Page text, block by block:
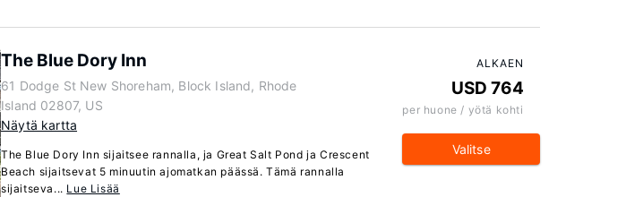
The Blue Dory Inn
61 Dodge St New Shoreham, Block Island, Rhode
Island 02807, US
Näytä kartta
The Blue Dory Inn sijaitsee rannalla, ja Great Salt Pond ja Crescent
Beach sijaitsevat 5 minuutin ajomatkan päässä. Tämä rannalla
sijaitseva... Lue Lisää
ALKAEN
USD 764
per huone / yötä kohti
Valitse